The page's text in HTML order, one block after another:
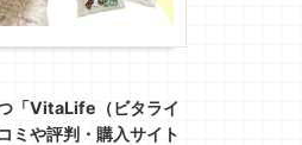
「VitaLife（ビタライ
ミや評判・購入サイト